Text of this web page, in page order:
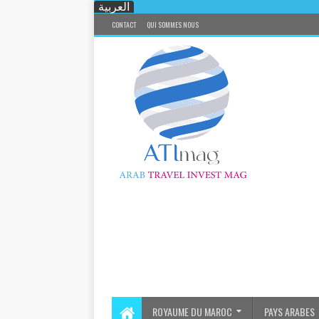
العربية
CONTACT QUI SOMMES NOUS
ROYAUME DU MAROC PAYS ARABES